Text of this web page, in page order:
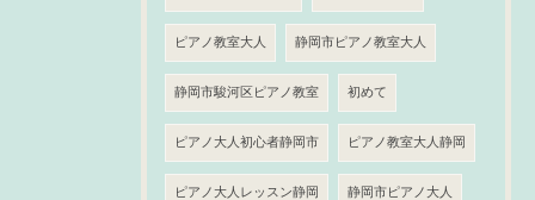
ピアノ教室大人 静岡市ピアノ教室大人
静岡市駿河区ピアノ教室 初めて
ピアノ大人初心者静岡市 ピアノ教室大人静岡
ピアノ大人レッスン静岡 静岡市ピアノ大人